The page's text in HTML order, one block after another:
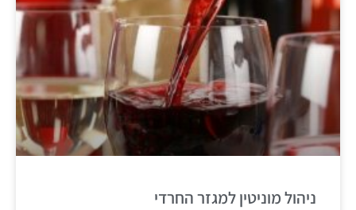
ניהול מוניטין למגזר החרדי